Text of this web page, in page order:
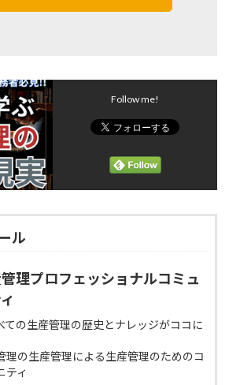
Follow me!
ル
理プロフェッショナルコミュ
ての生産管理の歴史とナレッジがココに
理の生産管理による生産管理のためのコ
ティ